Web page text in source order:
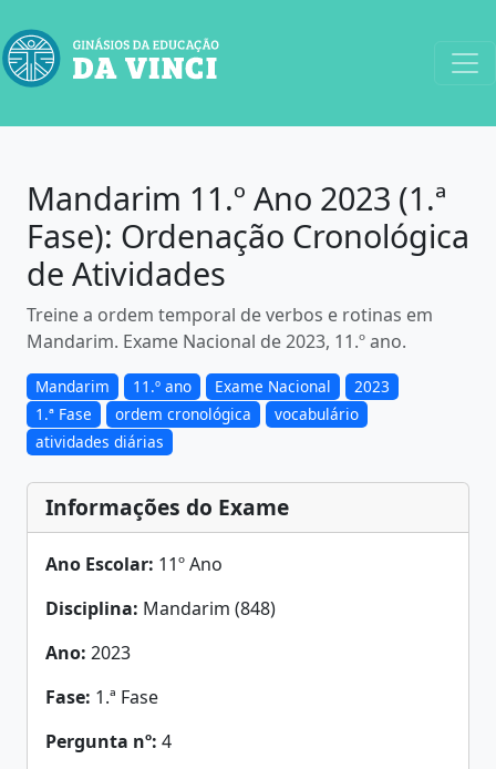
Mandarim 11.º Ano 2023 (1.ª
Fase): Ordenação Cronológica
de Atividades
Treine a ordem temporal de verbos e rotinas em
Mandarim. Exame Nacional de 2023, 11.º ano.
Mandarim 11.º ano Exame Nacional
2023
1.ª Fase
ordem cronológica
vocabulário
atividades diárias
Informações do Exame
Ano Escolar: 11º Ano
Disciplina: Mandarim (848)
Ano: 2023
Fase: 1.ª Fase
Pergunta nº: 4